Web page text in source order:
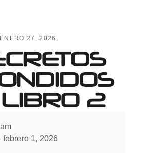
ENERO 27, 2026
2
febrero 1, 2026